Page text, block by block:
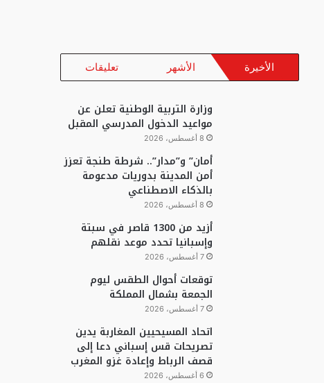
الأخيرة الأشهر تعليقات
وزارة التربية الوطنية تعلن عن
مواعيد الدخول المدرسي المقبل
8 أغسطس، 2026
أمان” و”مدار”.. شرطة طنجة تعزز
أمن المدينة بدوريات مدعومة
بالذكاء الاصطناعي
8 أغسطس، 2026
أزيد من 1300 قاصر في سبتة
وإسبانيا تحدد موعد نقلهم
7 أغسطس، 2026
توقعات أحوال الطقس ليوم
الجمعة بشمال المملكة
7 أغسطس، 2026
اتحاد المسيحيين المغاربة يدين
تصريحات قس إسباني دعا إلى
قصف الرباط وإعادة غزو المغرب
6 أغسطس، 2026